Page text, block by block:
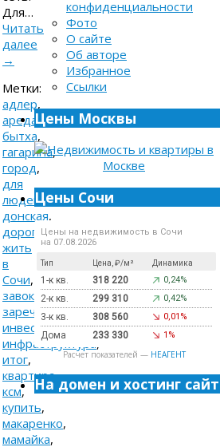
Для…
Читать
далее
→
Метки:
адлер,
ареда ,
бытха,
гагарина,
город,
для
людей,
донская,
дороги,
жить
в
Сочи,
завокзальный,
заречный,
инвестиции,
инфраструктура,
итог,
квартира,
ксм,
купить,
макаренко,
мамайка,
конфиденциальности
Фото
О сайте
Об авторе
Избранное
Ссылки
Цены Москвы
Цены Сочи
Цены на недвижимость в Сочи
на 07.08.2026
Тип Цена, ₽/м² Динамика
1-к кв. 318 220 0,24%
2-к кв. 299 310 0,42%
3-к кв. 308 560 0,01%
Дома 233 330 1%
Расчет показателей — НЕАГЕНТ
На домен и хостинг